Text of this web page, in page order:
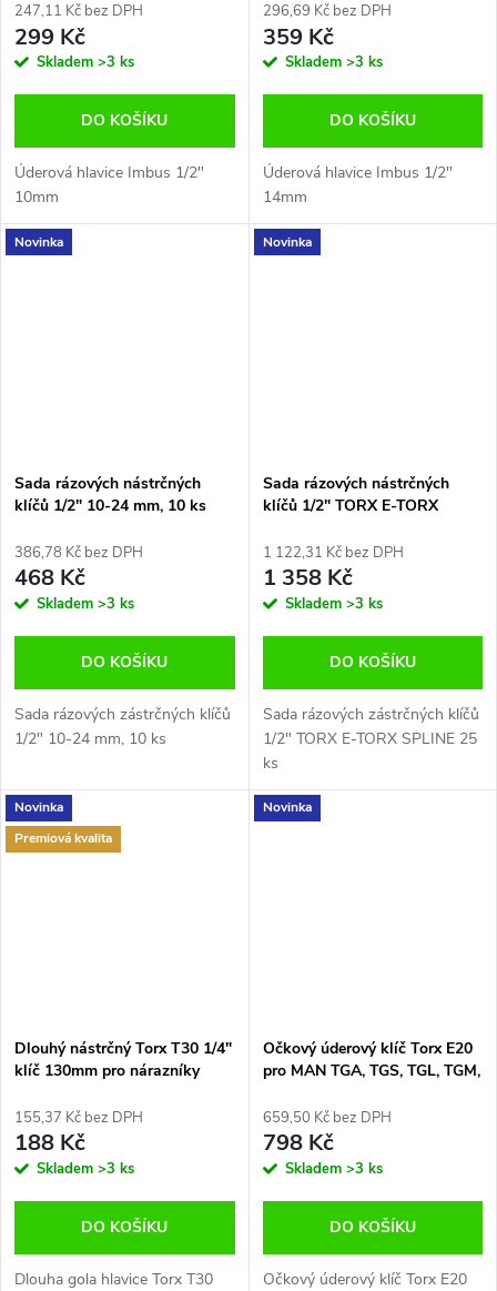
247,11 Kč bez DPH
299 Kč
Skladem >3 ks
DO KOŠÍKU
Úderová hlavice Imbus 1/2"
10mm
296,69 Kč bez DPH
359 Kč
Skladem >3 ks
DO KOŠÍKU
Úderová hlavice Imbus 1/2"
14mm
Novinka
Sada rázových nástrčných
klíčů 1/2" 10-24 mm, 10 ks
386,78 Kč bez DPH
468 Kč
Skladem >3 ks
DO KOŠÍKU
Sada rázových zástrčných klíčů
1/2" 10-24 mm, 10 ks
Novinka
Sada rázových nástrčných
klíčů 1/2" TORX E-TORX
1 122,31 Kč bez DPH
1 358 Kč
Skladem >3 ks
DO KOŠÍKU
Sada rázových zástrčných klíčů
1/2" TORX E-TORX SPLINE 25
ks
Novinka
Premiová kvalita
Dlouhý nástrčný Torx T30 1/4"
klíč 130mm pro nárazníky
B.8618-T30
155,37 Kč bez DPH
188 Kč
Skladem >3 ks
DO KOŠÍKU
Dlouha gola hlavice Torx T30
Novinka
Očkový úderový klíč Torx E20
pro MAN TGA, TGS, TGL, TGM,
659,50 Kč bez DPH
798 Kč
Skladem >3 ks
DO KOŠÍKU
Očkový úderový klíč Torx E20